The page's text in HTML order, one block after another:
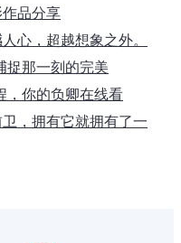
品分享
心，超越想象之外。
捉那一刻的完美
，你的负卿在线看
，拥有它就拥有了一